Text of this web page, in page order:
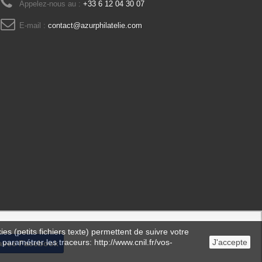
Appelez-nous au : +33 6 12 04 30 07
E-mail : contact@azurphilatelie.com
(petits fichiers texte) permettent de suivre votre
les traceurs: http://www.cnil.fr/vos-
J'accepte
Facebook